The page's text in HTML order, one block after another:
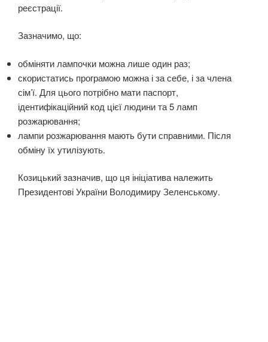
реєстрації.
Зазначимо, що:
обміняти лампочки можна лише один раз;
скористатись програмою можна і за себе, і за члена
сім’ї. Для цього потрібно мати паспорт,
ідентифікаційний код цієї людини та 5 ламп
розжарювання;
лампи розжарювання мають бути справними. Після
обміну їх утилізують.
Козицький зазначив, що ця ініціатива належить
Президентові України Володимиру Зеленському.